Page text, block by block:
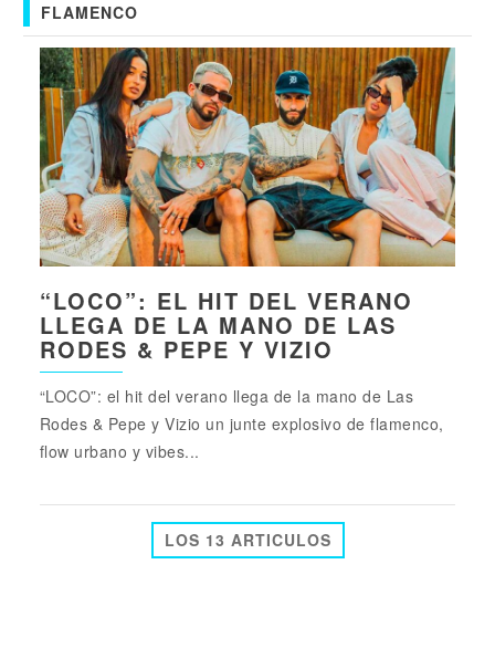
FLAMENCO
“LOCO”: EL HIT DEL VERANO
LLEGA DE LA MANO DE LAS
RODES & PEPE Y VIZIO
“LOCO”: el hit del verano llega de la mano de Las
Rodes & Pepe y Vizio un junte explosivo de flamenco,
flow urbano y vibes...
LOS 13 ARTICULOS